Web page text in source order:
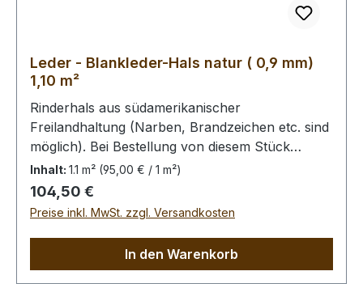
Leder - Blankleder-Hals natur ( 0,9 mm)
1,10 m²
Rinderhals aus südamerikanischer
Freilandhaltung (Narben, Brandzeichen etc. sind
möglich). Bei Bestellung von diesem Stück
erhalten Sie ein 1,10 m² großes Leder. Das
Kernstück ist 85 cm x 65 cm groß (siehe Foto 4).
Inhalt: 1.1 m² (95,00 € / 1 m²)
Regulärer Preis:
104,50 €
Preise inkl. MwSt. zzgl. Versandkosten
In den Warenkorb